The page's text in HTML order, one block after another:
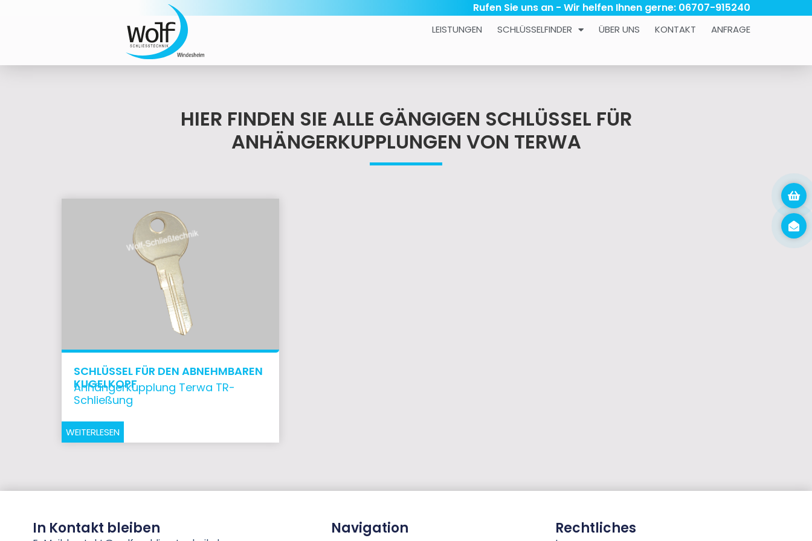
Rufen Sie uns an - Wir helfen Ihnen gerne: 06707-915240
LEISTUNGEN SCHLÜSSELFINDER ÜBER UNS KONTAKT ANFRAGE
HIER FINDEN SIE ALLE GÄNGIGEN SCHLÜSSEL FÜR
ANHÄNGERKUPPLUNGEN VON TERWA
SCHLÜSSEL FÜR DEN ABNEHMBAREN
KUGELKOPF
Anhängerkupplung Terwa TR-
Schließung
WEITERLESEN
In Kontakt bleiben Navigation Rechtliches